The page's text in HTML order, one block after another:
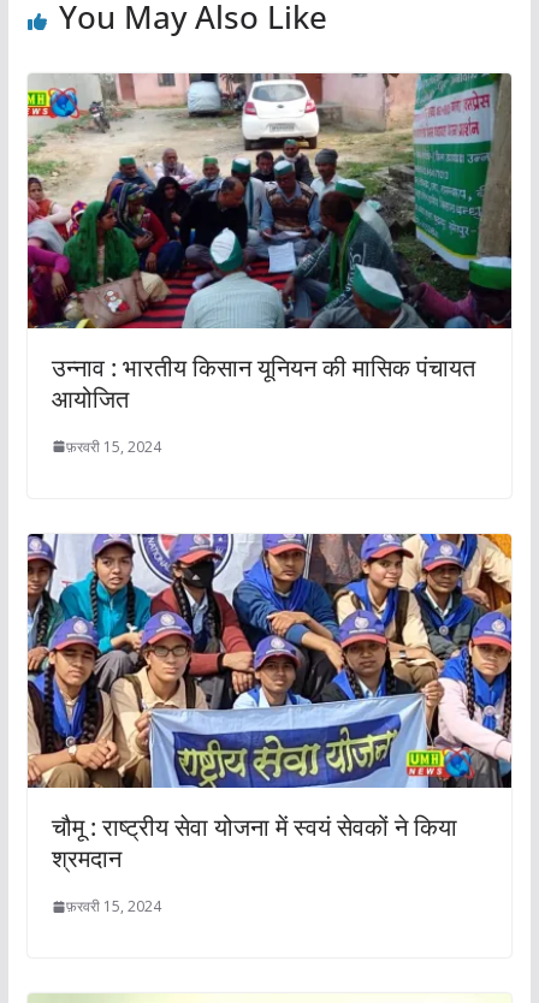
You May Also Like
उन्नाव : भारतीय किसान यूनियन की मासिक पंचायत
आयोजित
फ़रवरी 15, 2024
चौमू : राष्ट्रीय सेवा योजना में स्वयं सेवकों ने किया
श्रमदान
फ़रवरी 15, 2024